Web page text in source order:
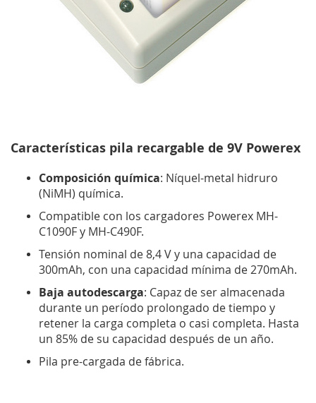
Características pila recargable de 9V Powerex
Composición química: Níquel-metal hidruro
(NiMH) química.
Compatible con los cargadores Powerex MH-
C1090F y MH-C490F.
Tensión nominal de8,4 Vy una capacidad de
300mAh, con una capacidad mínima de270mAh.
Baja autodescarga: Capaz de ser almacenada
durante un período prolongado de tiempo y
retener la carga completa o casi completa. Hasta
un 85% de su capacidad después de un año.
Pila pre-cargada de fábrica.